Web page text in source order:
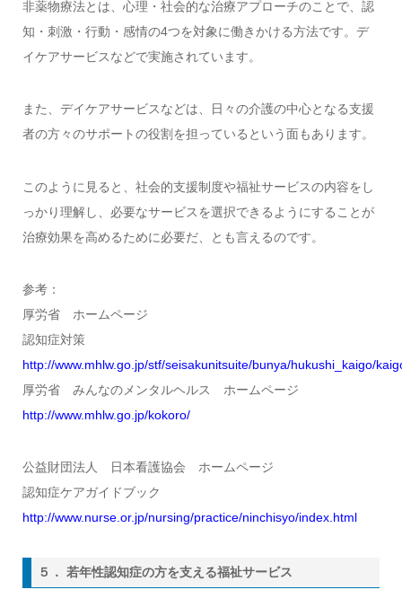
非薬物療法とは、心理・社会的な治療アプローチのことで、認
知・刺激・行動・感情の4つを対象に働きかける方法です。デ
イケアサービスなどで実施されています。
また、デイケアサービスなどは、日々の介護の中心となる支援
者の方々のサポートの役割を担っているという面もあります。
このように見ると、社会的支援制度や福祉サービスの内容をし
っかり理解し、必要なサービスを選択できるようにすることが
治療効果を高めるために必要だ、とも言えるのです。
参考：
厚労省 ホームページ
認知症対策
http://www.mhlw.go.jp/stf/seisakunitsuite/bunya/hukushi_kaigo/
厚労省 みんなのメンタルヘルス ホームページ
http://www.mhlw.go.jp/kokoro/
公益財団法人 日本看護協会 ホームページ
認知症ケアガイドブック
http://www.nurse.or.jp/nursing/practice/ninchisyo/index.html
５． 若年性認知症の方を支える福祉サービス